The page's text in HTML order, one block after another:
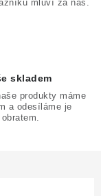
mluví za nás.
skladem
produkty máme
a odesíláme je
obratem.